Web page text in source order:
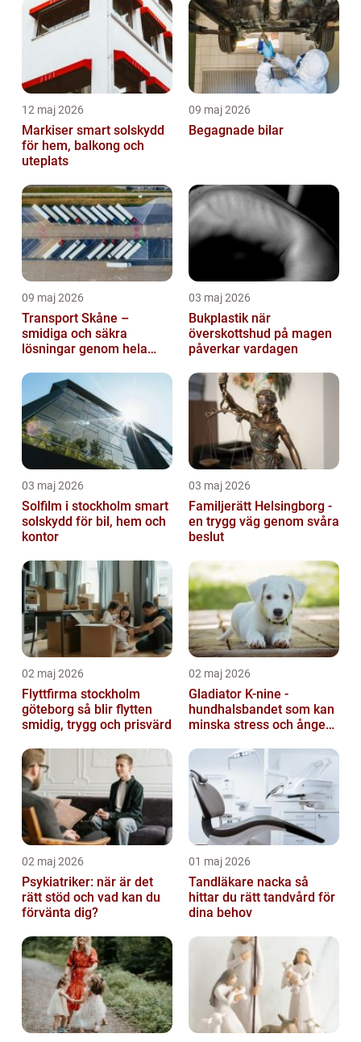
12 maj 2026
Markiser smart solskydd
för hem, balkong och
uteplats
09 maj 2026
Begagnade bilar
09 maj 2026
Transport Skåne –
smidiga och säkra
lösningar genom hela
03 maj 2026
Bukplastik när
överskottshud på magen
påverkar vardagen
03 maj 2026
Solfilm i stockholm smart
solskydd för bil, hem och
kontor
03 maj 2026
Familjerätt Helsingborg -
en trygg väg genom svåra
beslut
02 maj 2026
Flyttfirma stockholm
göteborg så blir flytten
smidig, trygg och prisvärd
02 maj 2026
Gladiator K-nine -
hundhalsbandet som kan
minska stress och ångest
02 maj 2026
Psykiatriker: när är det
rätt stöd och vad kan du
förvänta dig?
01 maj 2026
Tandläkare nacka så
hittar du rätt tandvård för
dina behov